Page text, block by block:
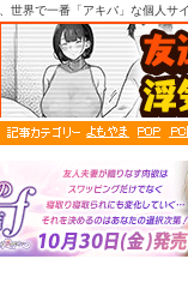
世界で一番「アキバ」な個人サ